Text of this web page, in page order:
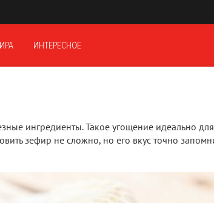
ИНТЕРЕСНОЕ
ингредиенты. Такое угощение идеально
зефир не сложно, но его вкус точно